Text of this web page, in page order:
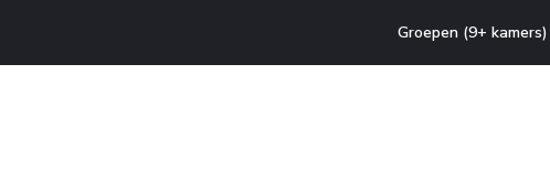
Groepen (9+ kamers)